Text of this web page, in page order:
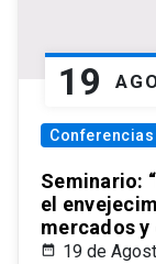
19
Conferencias
Seminario:
el
mercados
19 de